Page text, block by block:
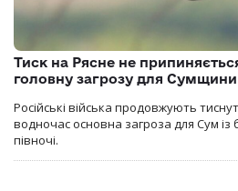
Тиск на Рясне не
головну загрозу для Сумщини
Російські війська продовжують
водночас основна загроза для Сум із
півночі.